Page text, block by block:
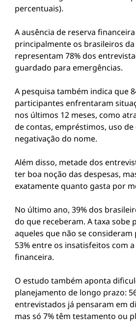
percentuais).
A ausência de reserva
principalmente os brasileiros da
representam 78% dos
guardado para emergências.
A pesquisa também indica que
participantes enfrentaram
nos últimos 12 meses, como
de contas, empréstimos, uso
negativação do nome.
Além disso, metade dos
ter boa noção das despesas,
exatamente quanto gasta por
No último ano, 39% dos
do que receberam. A taxa sobe
aqueles que não se consideram
53% entre os insatisfeitos com
financeira.
O estudo também aponta
planejamento de longo prazo:
entrevistados já pensaram em
mas só 7% têm testamento ou